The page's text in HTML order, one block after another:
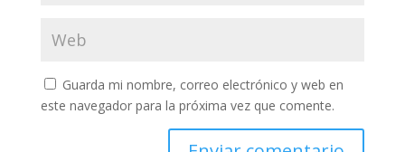
Guarda mi nombre, correo electrónico y web en
este navegador para la próxima vez que comente.